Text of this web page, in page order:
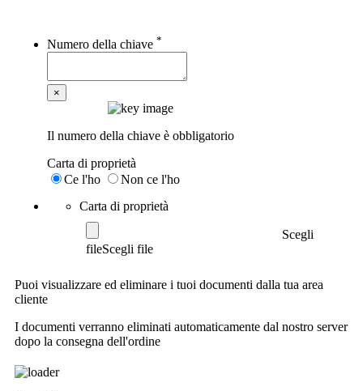
Numero della chiave *
×
Il numero della chiave è obbligatorio
Carta di proprietà
Ce l'ho
Non ce l'ho
Carta di proprietà
Scegli
file
Puoi visualizzare ed eliminare i tuoi documenti dalla tua area
cliente
I documenti verranno eliminati automaticamente dal nostro server
dopo la consegna dell'ordine